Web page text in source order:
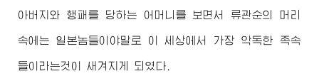
아버지 와 행패를 당하는 어머니를 보면서 류관순의 머리
속에는 일본놈들이야말로 이 세상에서 가장 악독한 족속
들이라는것이 새겨지게 되였다.